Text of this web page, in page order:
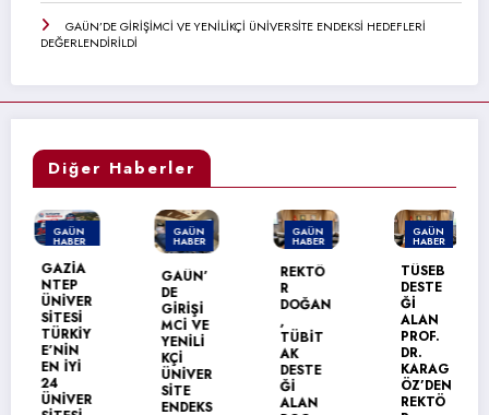
GAÜN’DE GİRİŞİMCİ VE YENİLİKÇİ ÜNİVERSİTE ENDEKSİ HEDEFLERİ
DEĞERLENDİRİLDİ
Diğer Haberler
GAÜN
HABER
MANŞET
GAZİA
ÜNİVER
TÜRKİY
ÜNİVER
GAÜN
HABER
GAÜN’
MCİ VE
YENİLİ
ÜNİVER
ENDEKS
GAÜN
HABER
REKTÖ
DOĞAN
TÜBİT
GAÜN
HABER
TÜSEB
KARAG
ÖZ’DEN
REKTÖ